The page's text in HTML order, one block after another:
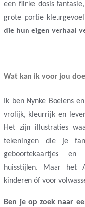
een flinke dosis
grote portie
die hun eigen verhaal
Wat kan ik voor jou
Ik ben Nynke Boelens
vrolijk, kleurrijk en
Het zijn illustraties
tekeningen die je
geboortekaartjes en
huisstijlen. Maar het
kinderen óf voor
Ben je op zoek naar